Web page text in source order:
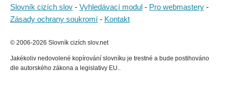
Slovník cizích slov - Vyhledávací modul - Pro webmastery -
Zásady ochrany soukromí - Kontakt
© 2006-2026 Slovník cizích slov.net
Jakékoliv nedovolené kopírování slovníku je trestné a bude postihováno
dle autorského zákona a legislativy EU..